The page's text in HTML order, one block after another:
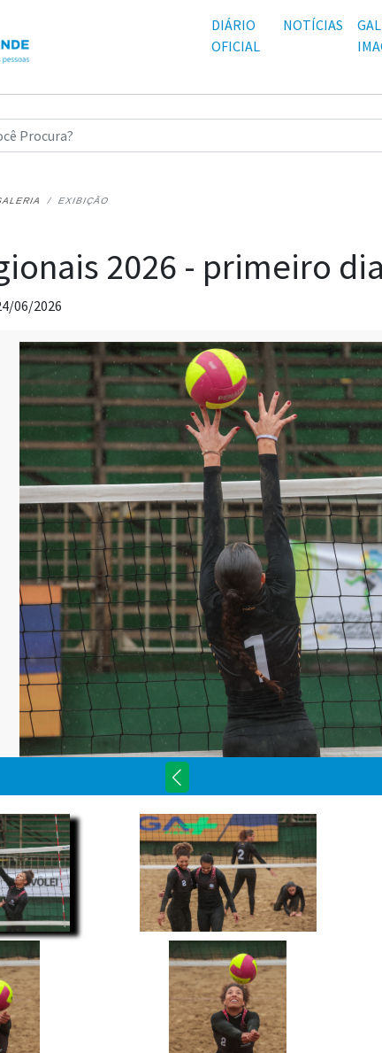
DIÁRIO
OFICIAL
NOTÍCIAS
EXIBIÇÃO
2026 - primeiro
06/2026